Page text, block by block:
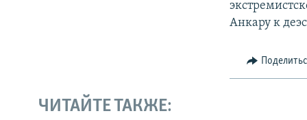
Анкару к
ЧИТАЙТЕ ТАКЖЕ: